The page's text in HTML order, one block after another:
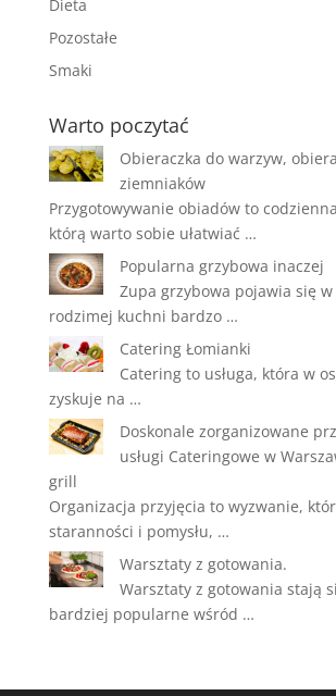
Dieta
Pozostałe
Smaki
Warto poczytać
Obieraczka do warzyw,
ziemniaków
Przygotowywanie obiadów to
którą warto sobie ułatwiać …
Popularna grzybowa inaczej
Zupa grzybowa pojawia się w
rodzimej kuchni bardzo …
Catering Łomianki
Catering to usługa, która w
zyskuje na …
Doskonale zorganizowane
usługi Cateringowe w
grill
Organizacja przyjęcia to wyzwanie,
staranności i pomysłu, …
Warsztaty z gotowania.
Warsztaty z gotowania stają
bardziej popularne wśród …